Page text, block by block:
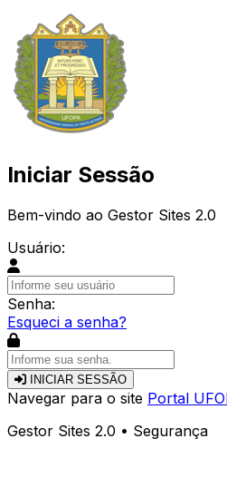
Iniciar Sessão
Bem-vindo ao Gestor Sites 2.0
Usuário:
Senha:
Esqueci a senha?
INICIAR SESSÃO
Navegar para o site Portal
Gestor Sites 2.0 • Segurança